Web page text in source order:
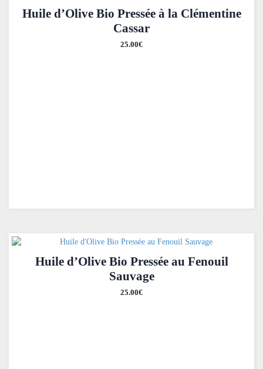
Huile d’Olive Bio Pressée à la Clémentine
Cassar
25.00€
Huile d’Olive Bio Pressée au Fenouil
Sauvage
25.00€